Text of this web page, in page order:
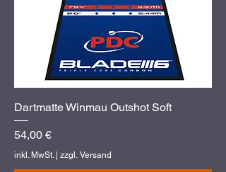
Dartmatte Winmau Outshot Soft
Preis
54,00 €
inkl. MwSt. | zzgl. Versand